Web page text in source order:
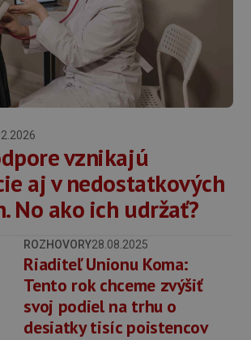
vznikajú
aj v nedostatkových
No ako ich udržať?
ROZHOVORY28.08.2025
Riaditeľ Unionu Koma:
Tento rok chceme zvýšiť
svoj podiel na trhu o
desiatky tisíc poistencov